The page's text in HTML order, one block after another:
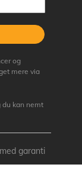
og
mere via
du kan nemt
garanti